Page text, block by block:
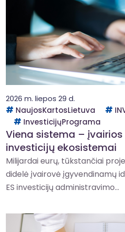
2026 m. liepos 29 d.
NaujosKartosLietuva
InvesticijųPrograma
Viena sistema – įvairios
investicijų ekosistemai
Milijardai eurų, tūkstančiai
didelė įvairovė įgyvendinamų
ES investicijų administravimo...